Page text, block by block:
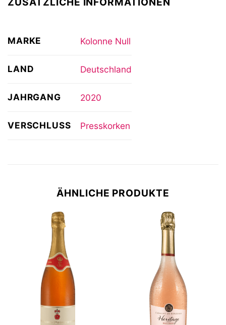
MARKE Kolonne Null
LAND Deutschland
JAHRGANG 2020
VERSCHLUSS Presskorken
ÄHNLICHE PRODUKTE